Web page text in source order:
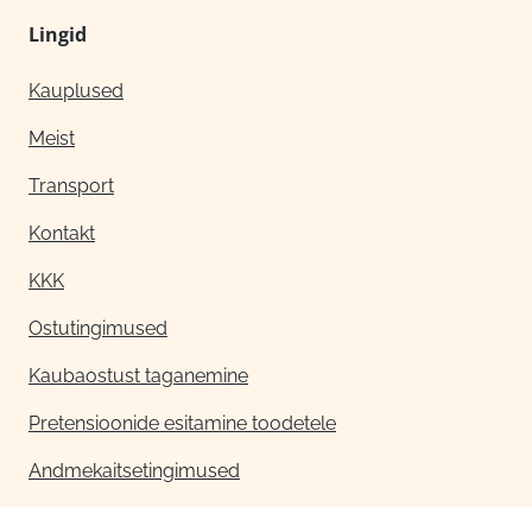
Lingid
Kauplused
Meist
Transport
Kontakt
KKK
Ostutingimused
Kaubaostust taganemine
Pretensioonide esitamine toodetele
Andmekaitsetingimused